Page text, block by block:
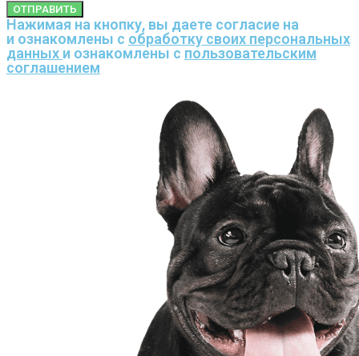
ОТПРАВИТЬ
Нажимая на кнопку, вы даете согласие на
и ознакомлены с обработку своих персональных
данных и ознакомлены с пользовательским
соглашением